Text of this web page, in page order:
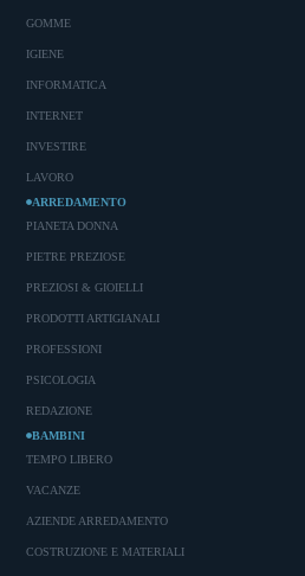
GOMME
IGIENE
INFORMATICA
INTERNET
INVESTIRE
LAVORO
ARREDAMENTO
PIANETA DONNA
PIETRE PREZIOSE
PREZIOSI & GIOIELLI
PRODOTTI ARTIGIANALI
PROFESSIONI
PSICOLOGIA
REDAZIONE
BAMBINI
TEMPO LIBERO
VACANZE
AZIENDE ARREDAMENTO
COSTRUZIONE E MATERIALI